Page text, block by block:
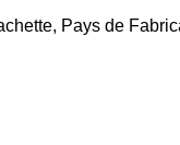
Pays de